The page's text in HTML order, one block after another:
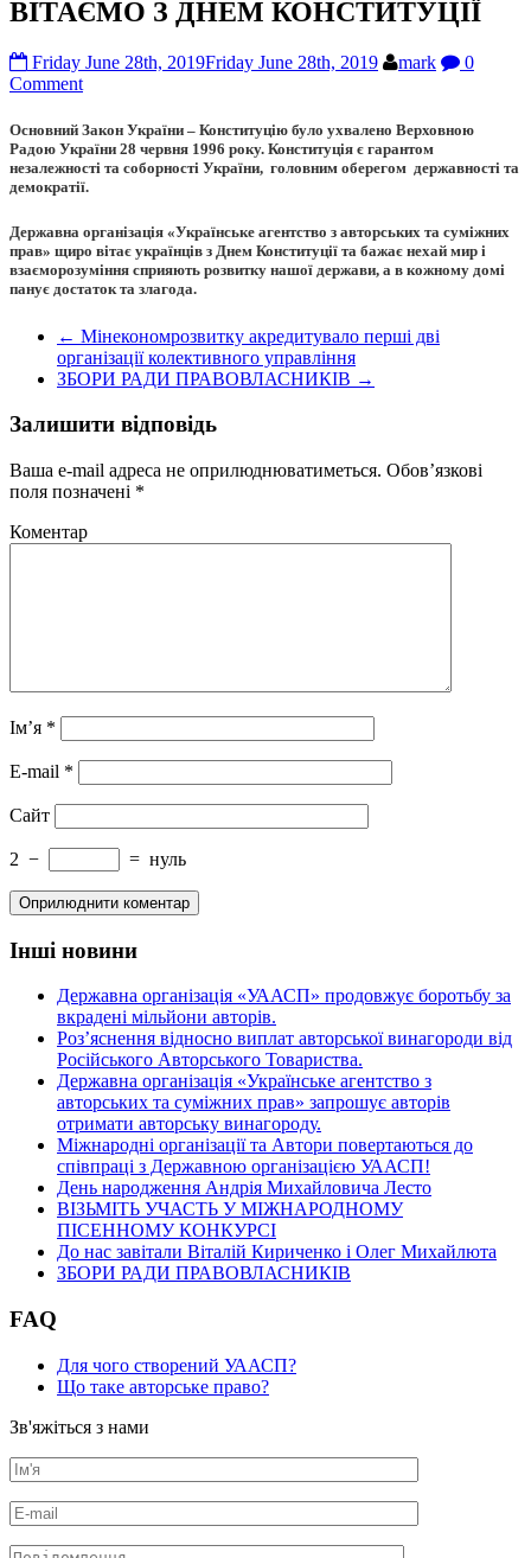
ВІТАЄМО З ДНЕМ КОНСТИТУЦІЇ
Friday June 28th, 2019Friday June 28th, 2019 mark
0
Comment
Основний Закон України – Конституцію було ухвалено Верховною
Радою України 28 червня 1996 року. Конституція є гарантом
незалежності та соборності України, головним оберегом державності та
демократії.
Державна організація «Українське агентство з авторських та суміжних
прав» щиро вітає українців з Днем Конституції та бажає нехай мир і
взаєморозуміння сприяють розвитку нашої держави, а в кожному домі
панує достаток та злагода.
← Мінекономрозвитку акредитувало перші дві
організації колективного управління
ЗБОРИ РАДИ ПРАВОВЛАСНИКІВ →
Залишити відповідь
Ваша e-mail адреса не оприлюднюватиметься. Обов’язкові
поля позначені *
Коментар
Ім’я *
E-mail *
Сайт
2 − = нуль
Інші новини
Державна організація «УААСП» продовжує боротьбу за
вкрадені мільйони авторів.
Роз’яснення відносно виплат авторської винагороди від
Російського Авторського Товариства.
Державна організація «Українське агентство з
авторських та суміжних прав» запрошує авторів
отримати авторську винагороду.
Міжнародні організації та Автори повертаються до
співпраці з Державною організацією УААСП!
День народження Андрія Михайловича Лесто
ВІЗЬМІТЬ УЧАСТЬ У МІЖНАРОДНОМУ
ПІСЕННОМУ КОНКУРСІ
До нас завітали Віталій Кириченко і Олег Михайлюта
ЗБОРИ РАДИ ПРАВОВЛАСНИКІВ
FAQ
Для чого створений УААСП?
Що таке авторське право?
Зв'яжіться з нами